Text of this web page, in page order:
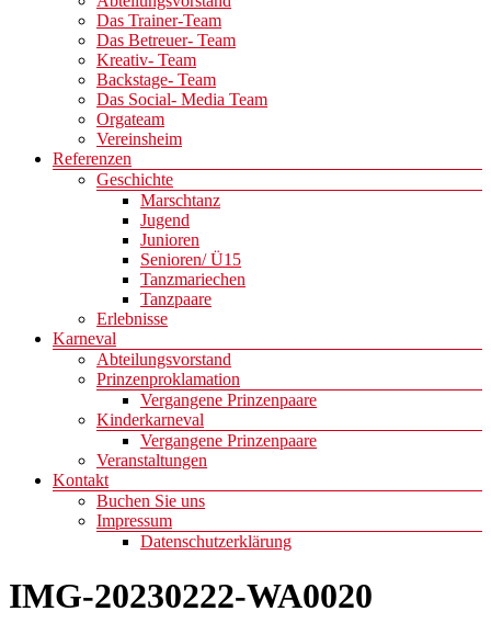
Das Trainer-Team
Das Betreuer- Team
Kreativ- Team
Backstage- Team
Das Social- Media Team
Orgateam
Vereinsheim
Referenzen
Geschichte
Marschtanz
Jugend
Junioren
Senioren/ Ü15
Tanzmariechen
Tanzpaare
Erlebnisse
Karneval
Abteilungsvorstand
Prinzenproklamation
Vergangene Prinzenpaare
Kinderkarneval
Vergangene Prinzenpaare
Veranstaltungen
Kontakt
Buchen Sie uns
Impressum
Datenschutzerklärung
IMG-20230222-WA0020